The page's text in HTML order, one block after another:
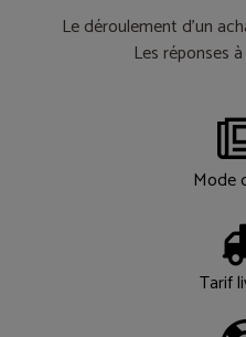
Le déroulement d’un
Les réponses
Mode
Tarif